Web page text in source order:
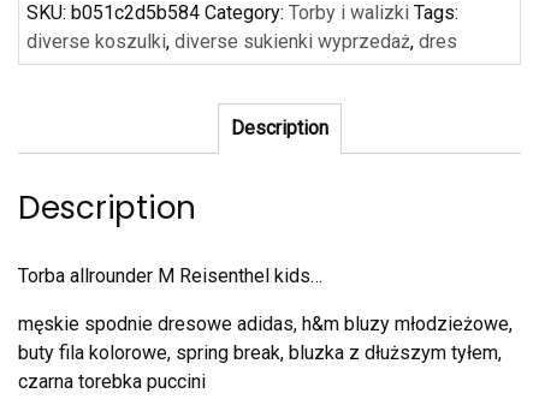
SKU: b051c2d5b584 Category: Torby i walizki Tags:
diverse koszulki, diverse sukienki wyprzedaż, dres
Description
Description
Torba allrounder M Reisenthel kids…
męskie spodnie dresowe adidas, h&m bluzy młodzieżowe,
buty fila kolorowe, spring break, bluzka z dłuższym tyłem,
czarna torebka puccini